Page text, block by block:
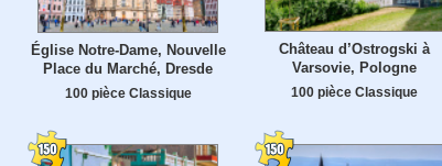
Église Notre-Dame, Nouvelle
Place du Marché, Dresde
100 pièce Classique
Château d’Ostrogski à
Varsovie, Pologne
100 pièce Classique